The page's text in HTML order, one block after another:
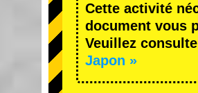
Cette activité
document vous
Veuillez
Japon »